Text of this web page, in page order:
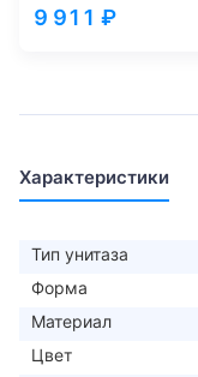
9 911 ₽
Характеристики
Тип унитаза
Форма
Материал
Цвет